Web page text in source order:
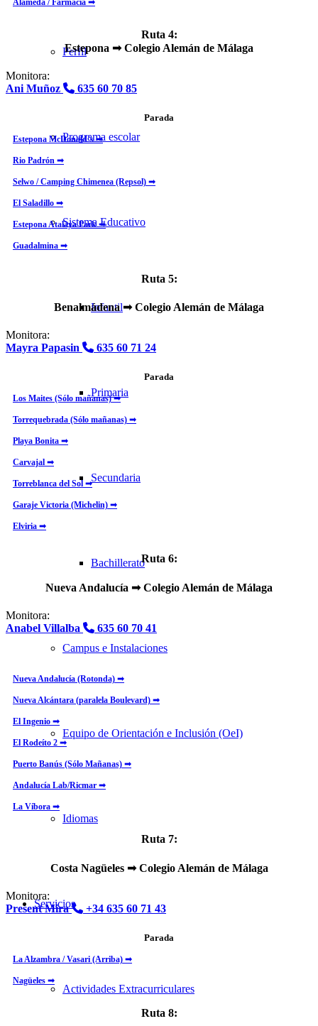
Perfil
Programa escolar
Sistema Educativo
Infantil
Primaria
Secundaria
Bachillerato
Campus e Instalaciones
Equipo de Orientación e Inclusión (OeI)
Idiomas
Servicios
Actividades Extracurriculares
Alameda / Farmacia ➟
Ruta 4:
Estepona ➟ Colegio Alemán de Málaga
Monitora:
Ani Muñoz
635 60 70 85
Parada
Estepona McDonald’s ➟
Rio Padrón ➟
Selwo / Camping Chimenea (Repsol) ➟
El Saladillo ➟
Estepona Atalaya Park ➟
Guadalmina ➟
Ruta 5:
Benalmádena➟ Colegio Alemán de Málaga
Monitora:
Mayra Papasin
635 60 71 24
Parada
Los Maites (Sólo mañanas) ➟
Torrequebrada (Sólo mañanas) ➟
Playa Bonita ➟
Carvajal ➟
Torreblanca del Sol ➟
Garaje Victoria (Michelin) ➟
Elviria ➟
Ruta 6:
Nueva Andalucía ➟ Colegio Alemán de Málaga
Monitora:
Anabel Villalba
635 60 70 41
Nueva Andalucía (Rotonda) ➟
Nueva Alcántara (paralela Boulevard) ➟
El Ingenio ➟
El Rodeíto 2 ➟
Puerto Banús (Sólo Mañanas) ➟
Andalucía Lab/Ricmar ➟
La Víbora ➟
Ruta 7:
Costa Nagüeles ➟ Colegio Alemán de Málaga
Monitora:
Present Mira
+34 635 60 71 43
Parada
La Alzambra / Vasari (Arriba) ➟
Nagüeles ➟
Ruta 8: